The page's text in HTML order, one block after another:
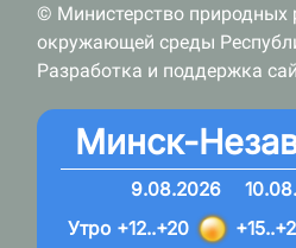
© Министерство природных
окружающей среды
Разработка и поддержка
Минск-
9.08.2026
+12..+20
Утро